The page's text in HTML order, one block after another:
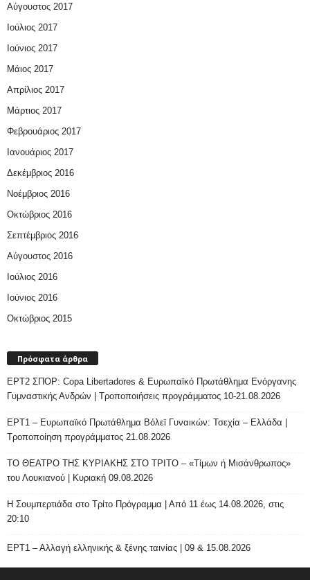
Αύγουστος 2017
Ιούλιος 2017
Ιούνιος 2017
Μάιος 2017
Απρίλιος 2017
Μάρτιος 2017
Φεβρουάριος 2017
Ιανουάριος 2017
Δεκέμβριος 2016
Νοέμβριος 2016
Οκτώβριος 2016
Σεπτέμβριος 2016
Αύγουστος 2016
Ιούλιος 2016
Ιούνιος 2016
Οκτώβριος 2015
Πρόσφατα άρθρα
ΕΡΤ2 ΣΠΟΡ: Copa Libertadores & Ευρωπαϊκό Πρωτάθλημα Ενόργανης
Γυμναστικής Ανδρών | Τροποποιήσεις προγράμματος 10-21.08.2026
ΕΡΤ1 – Ευρωπαϊκό Πρωτάθλημα Βόλεϊ Γυναικών: Τσεχία – Ελλάδα |
Τροποποίηση προγράμματος 21.08.2026
ΤΟ ΘΕΑΤΡΟ ΤΗΣ ΚΥΡΙΑΚΗΣ ΣΤΟ ΤΡΙΤΟ – «Τίμων ή Μισάνθρωπος»
του Λουκιανού | Κυριακή 09.08.2026
H Σουμπερτιάδα στο Τρίτο Πρόγραμμα | Από 11 έως 14.08.2026, στις
20:10
ΕΡΤ1 – Αλλαγή ελληνικής & ξένης ταινίας | 09 & 15.08.2026